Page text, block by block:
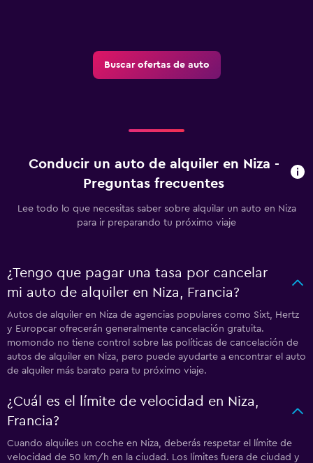
Buscar ofertas de auto
Conducir un auto de alquiler en Niza -
Preguntas frecuentes
Lee todo lo que necesitas saber sobre alquilar un auto en Niza
para ir preparando tu próximo viaje
¿Tengo que pagar una tasa por cancelar
mi auto de alquiler en Niza, Francia?
Autos de alquiler en Niza de agencias populares como Sixt, Hertz
y Europcar ofrecerán generalmente cancelación gratuita.
momondo no tiene control sobre las políticas de cancelación de
autos de alquiler en Niza, pero puede ayudarte a encontrar el auto
de alquiler más barato para tu próximo viaje.
¿Cuál es el límite de velocidad en Niza,
Francia?
Cuando alquiles un coche en Niza, deberás respetar el límite de
velocidad de 50 km/h en la ciudad. Los límites fuera de ciudad y